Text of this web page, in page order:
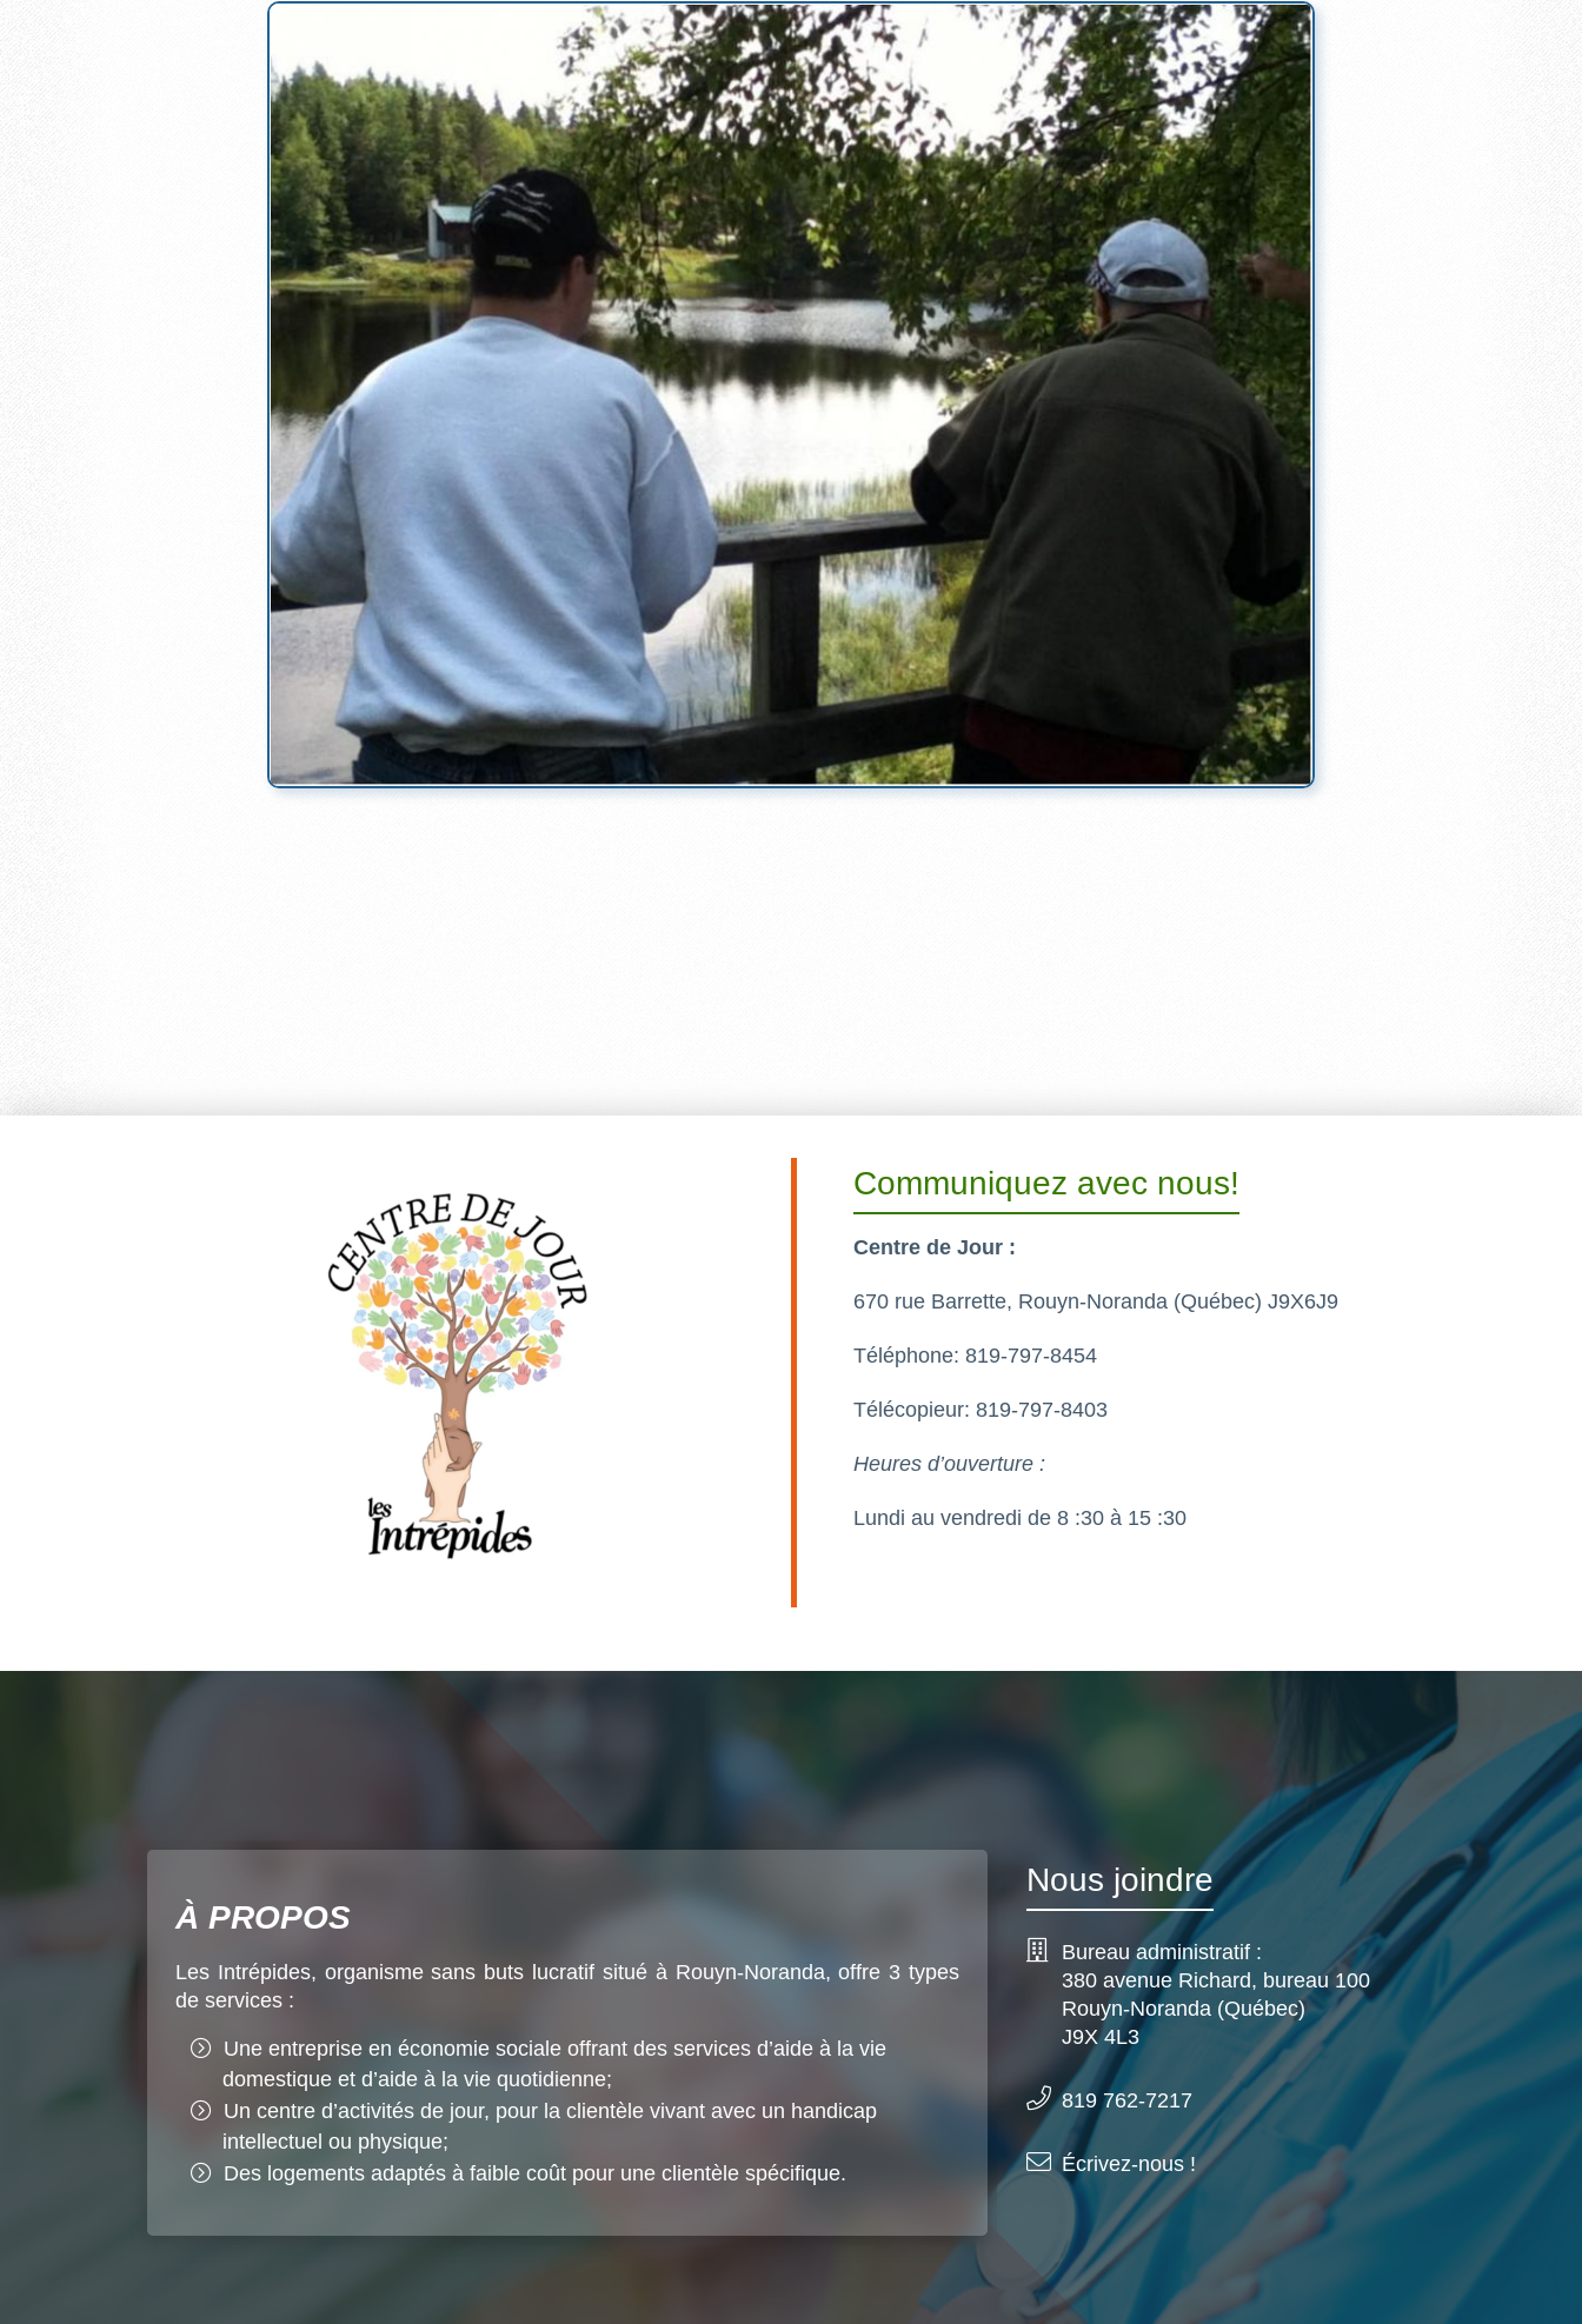
Communiquez avec nous!
Centre de Jour :
670 rue Barrette, Rouyn-Noranda (Québec) J9X6J9
Téléphone: 819-797-8454
Télécopieur: 819-797-8403
Heures d’ouverture :
Lundi au vendredi de 8 :30 à 15 :30
À PROPOS
Les Intrépides, organisme sans buts lucratif situé à Rouyn-Noranda, offre 3 types
de services :
Une entreprise en économie sociale offrant des services d’aide à la vie
domestique et d’aide à la vie quotidienne;
Un centre d’activités de jour, pour la clientèle vivant avec un handicap
intellectuel ou physique;
Des logements adaptés à faible coût pour une clientèle spécifique.
Nous joindre
Bureau administratif :
380 avenue Richard, bureau 100
Rouyn-Noranda (Québec)
J9X 4L3
819 762-7217
Écrivez-nous !